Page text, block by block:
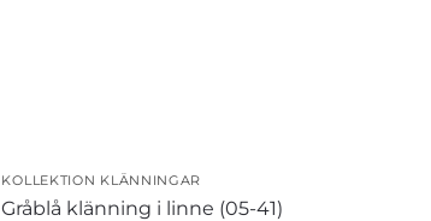
KOLLEKTION KLÄNNINGAR
Gråblå klänning i linne (05-41)